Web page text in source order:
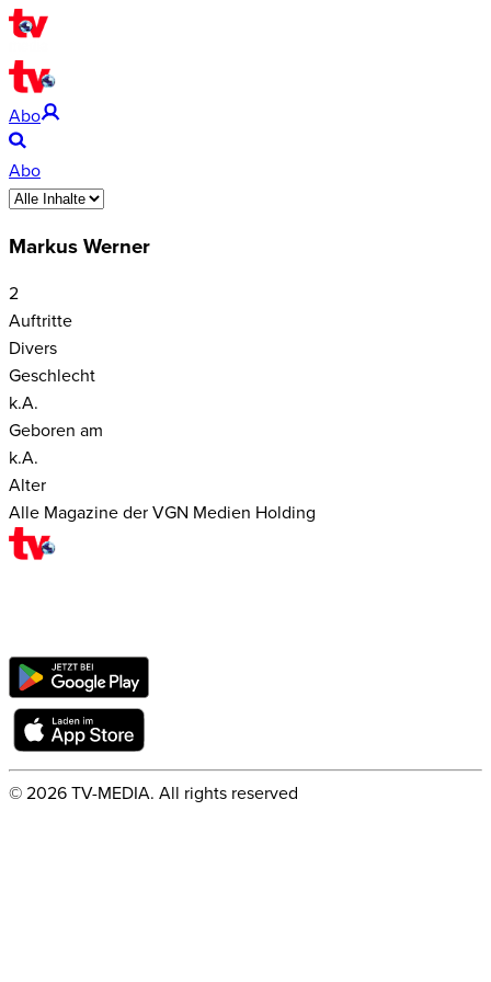
Abo
Abo
Markus Werner
2
Auftritte
Divers
Geschlecht
k.A.
Geboren am
k.A.
Alter
Alle Magazine der VGN Medien Holding
© 2026 TV-MEDIA. All rights reserved